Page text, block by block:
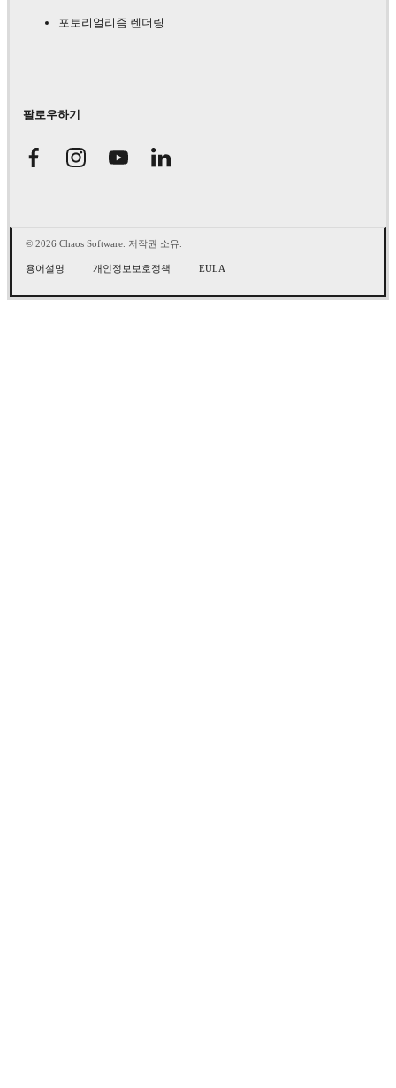
포토리얼리즘 렌더링
팔로우하기
© 2026 Chaos Software. 저작권 소유.
용어설명 개인정보보호정책 EULA